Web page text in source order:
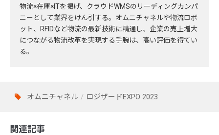
物流×在庫×ITを掲げ、クラウドWMSのリーディングカンパ
ニーとして業界をけん引する。オムニチャネルや物流ロボ
ット、RFIDなど物流の最新技術に精通し、企業の売上増大
につながる物流改革を実現する手腕は、高い評価を得てい
る。
オムニチャネル ロジザードEXPO 2023
関連記事